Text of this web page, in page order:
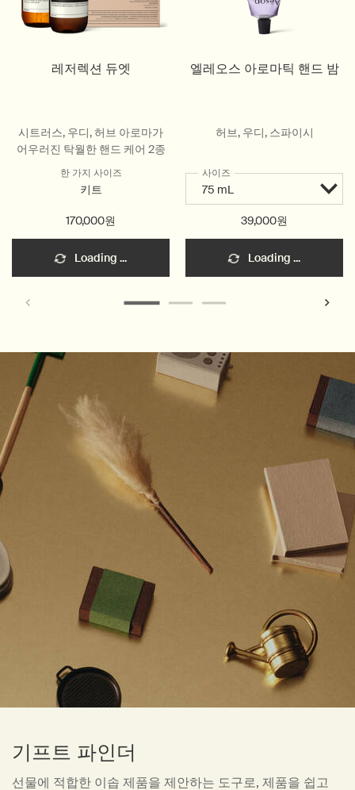
레저렉션 듀엣
시트러스, 우디, 허브 아로마가
어우러진 탁월한 핸드 케어 2종
한 가지 사이즈
키트
170,000원
Loading ...
엘레오스 아로마틱 핸드 밤
허브, 우디, 스파이시
사이즈
39,000원
Loading ...
기프트 파인더
선물에 적합한 이솝 제품을 제안하는 도구로, 제품을 쉽고